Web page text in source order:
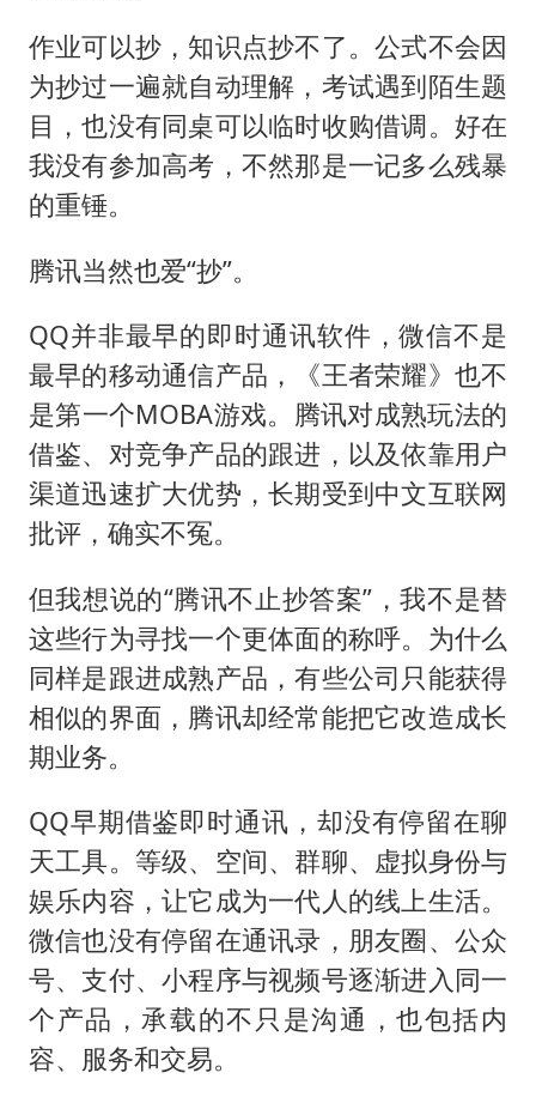
作业可以抄，知识点抄不了。公式不会因
为抄过一遍就自动理解，考试遇到陌生题
目，也没有同桌可以临时收购借调。好在
我没有参加高考，不然那是一记多么残暴
的重锤。
腾讯当然也爱“抄”。
QQ并非最早的即时通讯软件，微信不是
最早的移动通信产品，《王者荣耀》也不
是第一个MOBA游戏。腾讯对成熟玩法的
借鉴、对竞争产品的跟进，以及依靠用户
渠道迅速扩大优势，长期受到中文互联网
批评，确实不冤。
但我想说的“腾讯不止抄答案”，我不是替
这些行为寻找一个更体面的称呼。为什么
同样是跟进成熟产品，有些公司只能获得
相似的界面，腾讯却经常能把它改造成长
期业务。
QQ早期借鉴即时通讯，却没有停留在聊
天工具。等级、空间、群聊、虚拟身份与
娱乐内容，让它成为一代人的线上生活。
微信也没有停留在通讯录，朋友圈、公众
号、支付、小程序与视频号逐渐进入同一
个产品，承载的不只是沟通，也包括内
容、服务和交易。